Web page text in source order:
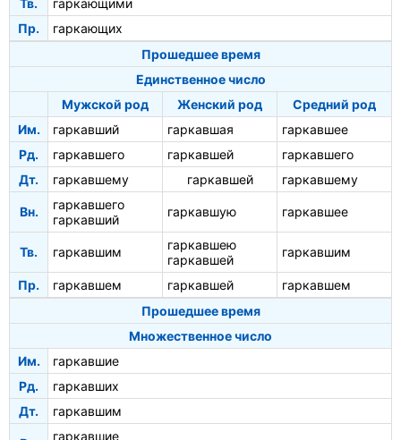
Тв.
гаркающими
Пр.
гаркающих
Прошедшее время
Единственное число
Мужской род
Женский род
Средний род
Им.
гаркавший гаркавшая
гаркавшее
Рд.
гаркавшего гаркавшей
гаркавшего
Дт.
гаркавшему гаркавшей гаркавшему
Вн.
гаркавшего
гаркавший
гаркавшую гаркавшее
Тв. гаркавшим
гаркавшею
гаркавшей
гаркавшим
Пр. гаркавшем гаркавшей
гаркавшем
Прошедшее время
Множественное число
Им.
гаркавшие
Рд.
гаркавших
Дт.
гаркавшим
гаркавшие